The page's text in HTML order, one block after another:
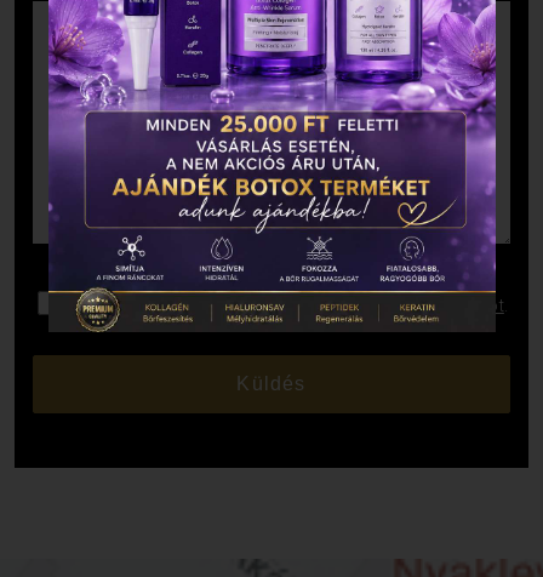
Elolvastam és elfogadom az Adatkezelési Tájékoztatót